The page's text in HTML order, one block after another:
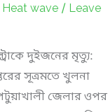
Heat wave/ Leave
দুইজনের মৃত্যু:
সূত্রমতে খুলনা
জেলার ওপর